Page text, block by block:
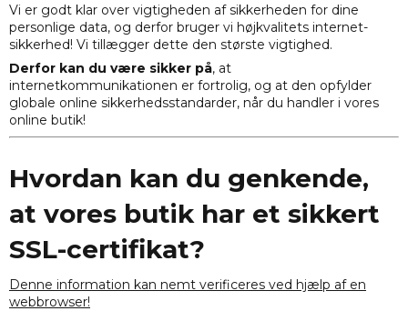
Vi er godt klar over vigtigheden af sikkerheden for dine
personlige data, og derfor bruger vi højkvalitets internet-
sikkerhed! Vi tillægger dette den største vigtighed.
Derfor kan du være sikker på, at
internetkommunikationen er fortrolig, og at den opfylder
globale online sikkerhedsstandarder, når du handler i vores
online butik!
Hvordan kan du genkende,
at vores butik har et sikkert
SSL-certifikat?
Denne information kan nemt verificeres ved hjælp af en
webbrowser!